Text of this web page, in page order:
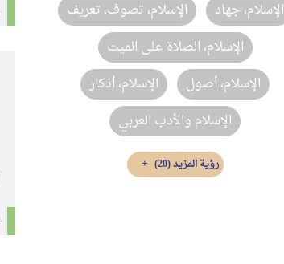
الإسلام، جهاد
الإسلام، تصوف، تعريف
الإسلام، الصلاة على الميت
الإسلام، أصول
الإسلام، أذكار
الإسلام والأدب العربي
رؤية المزيد(20)